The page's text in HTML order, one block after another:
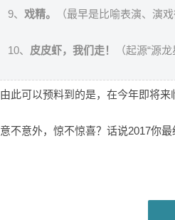
9、 戏精。 （最早是比喻表演、演
10、 皮皮虾，我们走！ （起源“源
由此可以预料到的是，在今年即将来
意不意外，惊不惊喜？话说2017你